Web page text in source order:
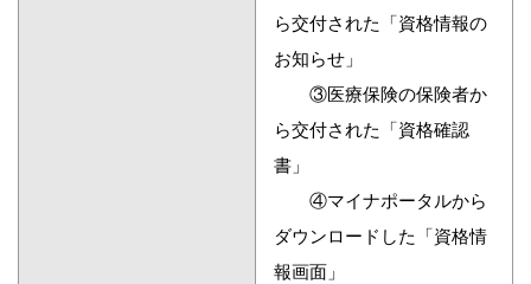
ら交付された「資格情報の
お知らせ」
③医療保険の保険者か
ら交付された「資格確認
書」
④マイナポータルから
ダウンロードした「資格情
報画面」